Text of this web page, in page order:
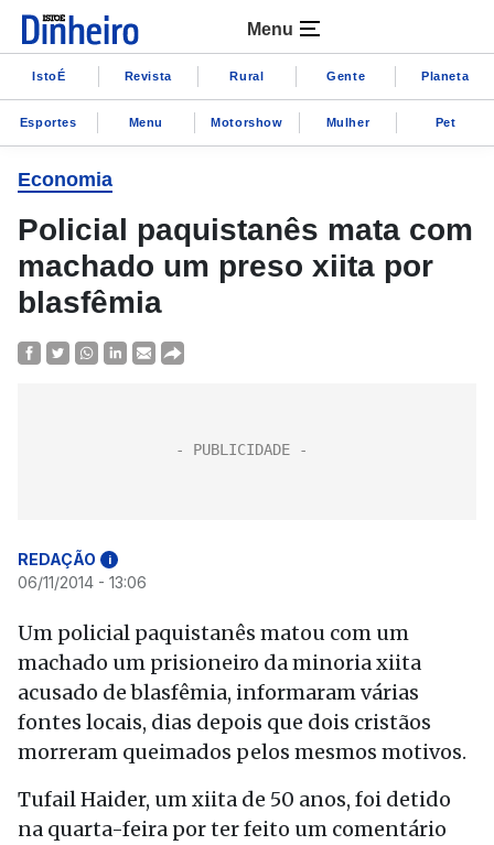
Menu
IstoÉ Revista Rural Gente Planeta
Esportes Menu Motorshow Mulher Pet
Economia
Policial paquistanês mata com
machado um preso xiita por
blasfêmia
REDAÇÃO i
06/11/2014 - 13:06
Um policial paquistanês matou com um
machado um prisioneiro da minoria xiita
acusado de blasfêmia, informaram várias
fontes locais, dias depois que dois cristãos
morreram queimados pelos mesmos motivos.
Tufail Haider, um xiita de 50 anos, foi detido
na quarta-feira por ter feito um comentário